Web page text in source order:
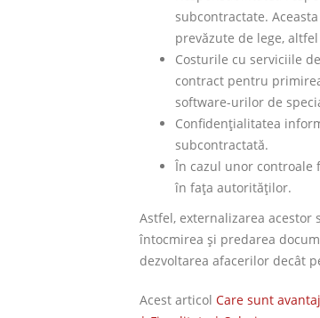
subcontractate.
prevăzute de lege,
Costurile cu serviciile
contract pentru
software-urilor de
Confidențialitatea
subcontractată.
În cazul unor controale
în fața autorităților.
Astfel, externalizarea
întocmirea și predarea
dezvoltarea afacerilor decât
Acest articol Care sunt